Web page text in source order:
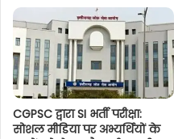
CGPSC द्वारा SI भर्ती परीक्षा:
सोशल मीडिया पर अभ्यर्थियों के